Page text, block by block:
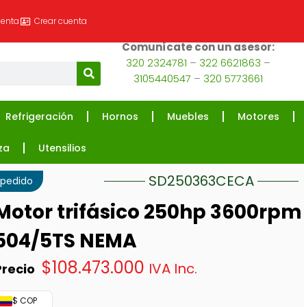
Crear cuenta
Comunícate con un asesor:
320 2324781 – 322 6621863 –
3105440547 – 320 5773661
Refrigeración Hornos Muebles Motores
Utensilios
trifásico 250hp 3600rpm
5TS NEMA
$108.473.000 IVA Inc.
$ COP
SD250363CECA